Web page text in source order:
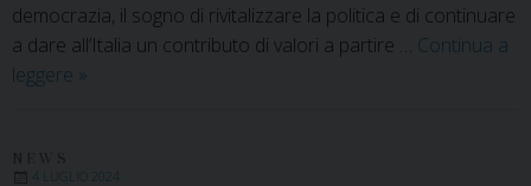
democrazia, il sogno di rivitalizzare la politica e di continuare
a dare all’Italia un contributo di valori a partire … Continua a
leggere Dalla
»
4 LUGLIO 2024